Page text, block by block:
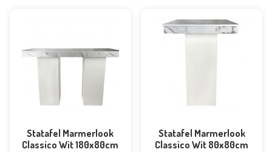
Statafel Marmerlook
Classico Wit 180x80cm
Statafel Marmerlook
Classico Wit 80x80cm